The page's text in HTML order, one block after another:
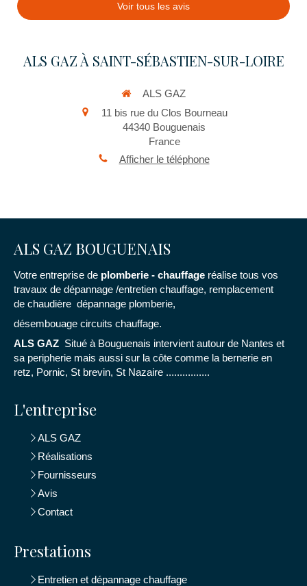
Voir tous les avis
ALS GAZ À SAINT-SÉBASTIEN-SUR-LOIRE
ALS GAZ
11 bis rue du Clos Bourneau
44340 Bouguenais
France
Afficher le téléphone
ALS GAZ BOUGUENAIS
Votre entreprise de plomberie - chauffage réalise tous vos
travaux de dépannage /entretien chauffage, remplacement
de chaudière dépannage plomberie,
désembouage circuits chauffage.
ALS GAZ Situé à Bouguenais intervient autour de Nantes et
sa peripherie mais aussi sur la côte comme la bernerie en
retz, Pornic, St brevin, St Nazaire ................
L'entreprise
ALS GAZ
Réalisations
Fournisseurs
Avis
Contact
Prestations
Entretien et dépannage chauffage